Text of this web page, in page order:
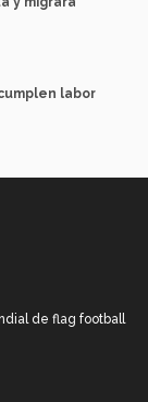
labor
de flag football